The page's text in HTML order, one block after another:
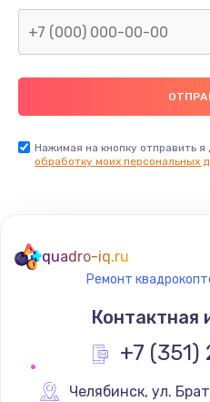
Нажимая на кнопку отправить я
обработку моих персональных
quadro-iq.ru
Ремонт
Контактная
+7
Челябинск, ул.